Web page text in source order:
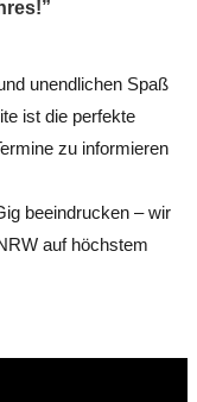
unendlichen Spaß
ist die perfekte
zu informieren
beeindrucken – wir
auf höchstem